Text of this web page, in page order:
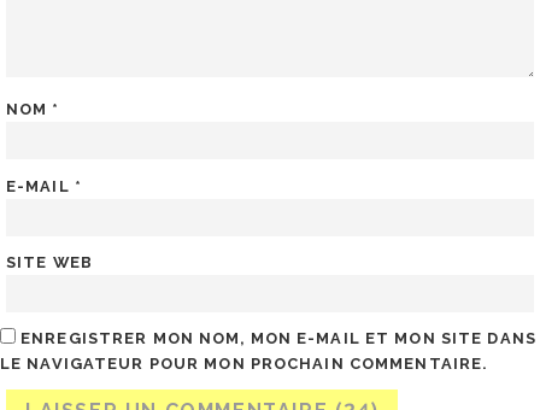
NOM *
E-MAIL *
SITE WEB
ENREGISTRER MON NOM, MON E-MAIL ET MON SITE DANS
LE NAVIGATEUR POUR MON PROCHAIN COMMENTAIRE.